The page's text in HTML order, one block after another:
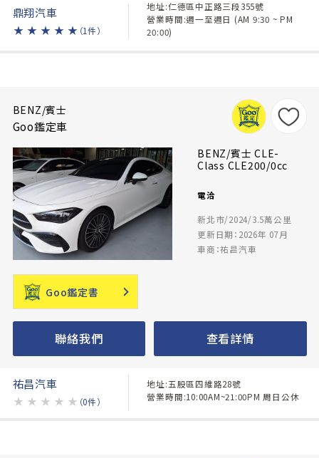
鼎翔汽車
★ ★ ★ ★ ★ （1件）
地址:仁德區中正路三段355號
營業時間:週一至週日 (AM 9:30 ~ PM
20:00)
BENZ/賓士
Goo鑑定車
BENZ/賓士 CLE-
Class CLE200/0cc
電洽
新北市/2024/3.5萬公里
更新日期：2026年 07月
車商：祐昌汽車
Goo鑑定書
聯絡我們 查看詳情
祐昌汽車
★ ★ ★ ★ ★ （0件）
地址:五股區四維路28號
營業時間:10:00AM~21:00PM 周日公休